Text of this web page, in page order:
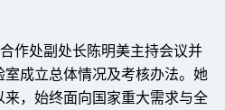
作处副处长陈明美主持会议并
成立总体情况及考核办法。她
，始终面向国家重大需求与全